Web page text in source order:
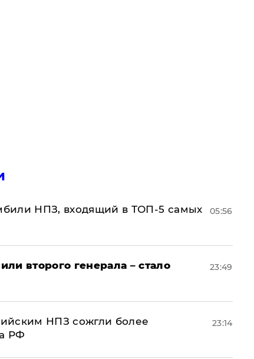
НПЗ, входящий в ТОП-5 самых
05:56
второго генерала – стало
23:49
НПЗ сожгли более
РФ
23:14